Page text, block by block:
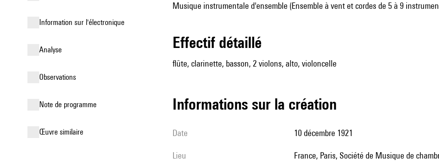
Information sur l'électronique
analyse
observations
Note de programme
œuvre similaire
Musique instrumentale d'ensemble (Ensemble à vent et cordes de 5 à 9
effectif détaillé
flûte, clarinette, basson, 2 violons, alto, violoncelle
informations sur la création
date 10 décembre 1921
lieu France, Paris, Société de Musique de